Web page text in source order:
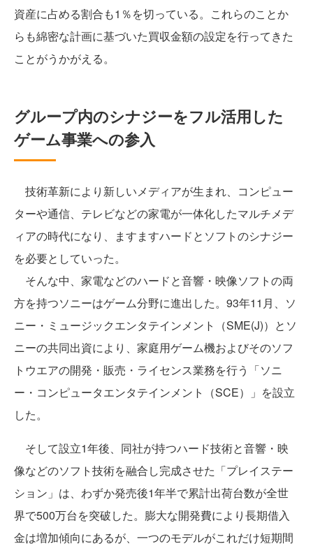
資産に占める割合も1％を切っている。これらのことか
らも綿密な計画に基づいた買収金額の設定を行ってきた
ことがうかがえる。
グループ内のシナジーをフル活用した
ゲーム事業への参入
技術革新により新しいメディアが生まれ、コンピュー
ターや通信、テレビなどの家電が一体化したマルチメデ
ィアの時代になり、ますますハードとソフトのシナジー
を必要としていった。
そんな中、家電などのハードと音響・映像ソフトの両
方を持つソニーはゲーム分野に進出した。93年11月、ソ
ニー・ミュージックエンタテインメント（SME(J)）とソ
ニーの共同出資により、家庭用ゲーム機およびそのソフ
トウエアの開発・販売・ライセンス業務を行う「ソニ
ー・コンピュータエンタテインメント（SCE）」を設立
した。
そして設立1年後、同社が持つハード技術と音響・映
像などのソフト技術を融合し完成させた「プレイステー
ション」は、わずか発売後1年半で累計出荷台数が全世
界で500万台を突破した。膨大な開発費により長期借入
金は増加傾向にあるが、一つのモデルがこれだけ短期間